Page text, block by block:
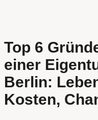
Top 6
einer
Berlin:
Kosten,